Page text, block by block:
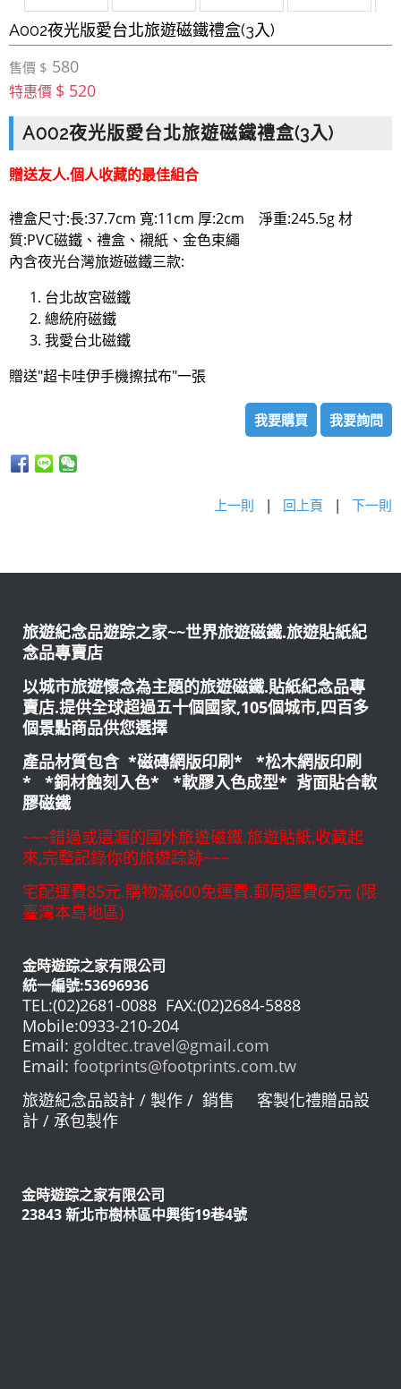
A002夜光版愛台北旅遊磁鐵禮盒(3入)
售價 $ 580
特惠價 $ 520
A002夜光版愛台北旅遊磁鐵禮盒(3入)
贈送友人.個人收藏的最佳組合
禮盒尺寸:長:37.7cm 寬:11cm 厚:2cm 淨重:245.5g 材
質:PVC磁鐵、禮盒、襯紙、金色束繩
內含夜光台灣旅遊磁鐵三款:
台北故宮磁鐵
總統府磁鐵
我愛台北磁鐵
贈送"超卡哇伊手機擦拭布"一張
我要購買 我要詢問
上一則 | 回上頁 | 下一則
旅遊紀念品遊踪之家~~世界旅遊磁鐵.旅遊貼紙紀
念品專賣店
以城市旅遊懷念為主題的旅遊磁鐵.貼紙紀念品專
賣店.提供全球超過五十個國家,105個城市,四百多
個景點商品供您選擇
產品材質包含 *磁磚網版印刷* *松木網版印刷
* *銅材蝕刻入色* *軟膠入色成型* 背面貼合軟
膠磁鐵
~~~錯過或遺漏的國外旅遊磁鐵.旅遊貼紙,收藏起
來,完整記錄你的旅遊踪跡~~~
宅配運費85元.購物滿600免運費.郵局運費65元 (限
臺灣本島地區)
金時遊踪之家有限公司
統一編號:53696936
TEL:(02)2681-0088 FAX:(02)2684-5888
Mobile:0933-210-204
Email: goldtec.travel@gmail.com
Email: footprints@footprints.com.tw
旅遊紀念品設計 / 製作 / 銷售 客製化禮贈品設
計 / 承包製作
金時遊踪之家有限公司
23843 新北市樹林區中興街19巷4號